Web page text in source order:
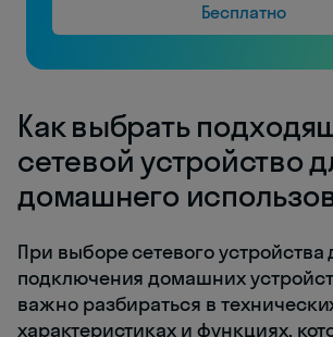
Бесплатно
Как выбрать
сетевой устройство
домашнего
При выборе сетевого устройства
подключения домашних
важно разбираться в
характеристиках и функциях,